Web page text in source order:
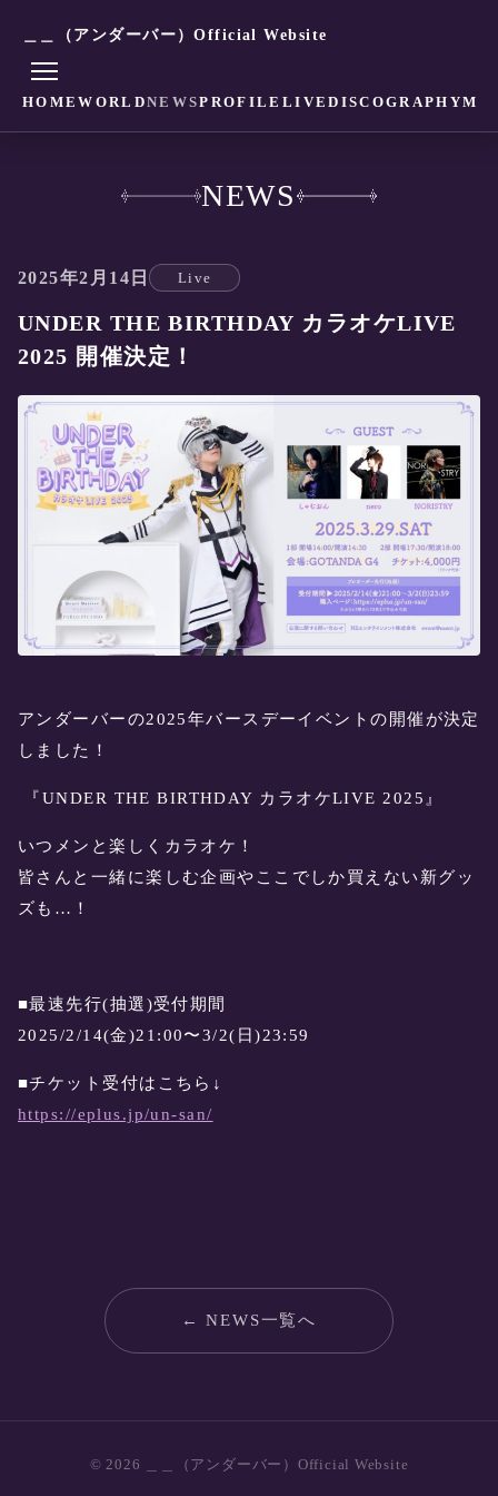
＿＿（アンダーバー）Official Website
HOMEWORLDNEWSPROFILE LIVEDISCOGRAPHY
NEWS
2025年2月14日 Live
UNDER THE BIRTHDAY カラオケLIVE
2025 開催決定！
アンダーバーの2025年バースデーイベントの開催が決定
しました！
『UNDER THE BIRTHDAY カラオケLIVE 2025』
いつメンと楽しくカラオケ！
皆さんと一緒に楽しむ企画やここでしか買えない新グッ
ズも…！
■最速先行(抽選)受付期間
2025/2/14(金)21:00〜3/2(日)23:59
■チケット受付はこちら↓
https://eplus.jp/un-san/
← NEWS一覧へ
© 2026 ＿＿（アンダーバー）Official Website